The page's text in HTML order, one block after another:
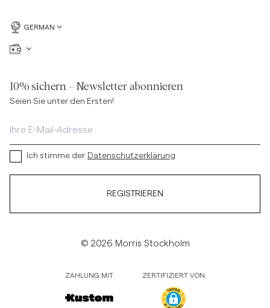
GERMAN
10% sichern – Newsletter abonnieren
Seien Sie unter den Ersten!
Ich stimme der Datenschutzerklärung
REGISTRIEREN
© 2026 Morris Stockholm
ZAHLUNG MIT ZERTIFIZIERT VON